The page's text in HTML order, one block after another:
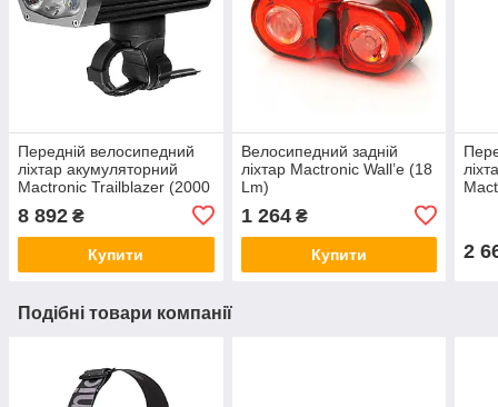
Передній велосипедний
ліхтар акумуляторний
Mactronic Trailblazer (2000
8 892 ₴
Купити
Велосипедний задній
ліхтар Mactronic Wall’e (18
Lm)
1 264₴
Купити 2
Подібні товари компанії